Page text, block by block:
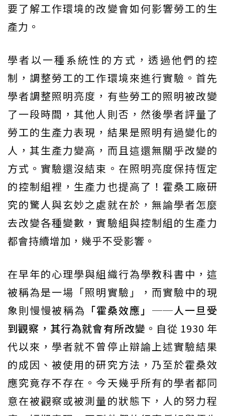
要了解工作環境的改變會如何影響勞工的生
產力。
學者以一種系統性的方式，透過他們的控
制，調整勞工的工作環境來進行實驗。首先
學者調整照明亮度，有些勞工的照明被改變
了一段時間，其他人則否，然後學者評量了
勞工的生產力表現，結果是照明有過變化的
人，其生產力變高，而且這還無關乎改變的
方式。實驗還沒結束。在照明亮度保持恆定
的控制組裡，生產力也提高了！霍桑工廠研
究的驚人與玄妙之處就在於，無論學者怎麼
去改變各種變數，實驗組與控制組的生產力
都會持續增加，幾乎不受影響。
在早年的心理學與組織行為學教科書中，這
被稱為是一場「照明實驗」，而實驗中的現
象則慢慢被稱為 「霍桑效應」──人一旦受
到觀察，其行為就會有所改變 。自從 1930 年
代以來，學者就不曾停止辯論上述實驗結果
的成因、被使用的研究方法，乃至於霍桑效
應究竟存不存在。今天幾乎所有的學者都同
意在被觀察或被測量的狀態下，人的努力程